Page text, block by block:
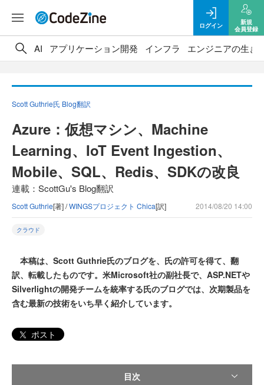
ログイン
新規
会員登録
AI アプリケーション開発 インフラ エンジニアの生き
Scott Guthrie氏 Blog翻訳
Azure：仮想マシン、Machine
Learning、IoT Event Ingestion、
Mobile、SQL、Redis、SDKの改良
連載：ScottGu's Blog翻訳
Scott Guthrie[著] /WINGSプロジェクト Chica[訳] 2014/08/20 14:00
クラウド
本稿は、Scott Guthrie氏のブログを、氏の許可を得て、翻
訳、転載したものです。米Microsoft社の副社長で、ASP.NETや
Silverlightの開発チームを統率する氏のブログでは、次期製品を
含む最新の技術をいち早く紹介しています。
ポスト
目次